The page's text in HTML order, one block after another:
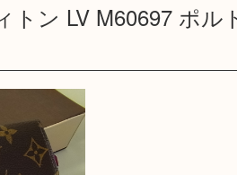
トン LV M60697 ポ